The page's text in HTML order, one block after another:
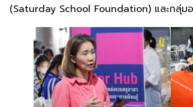
(Saturday School Foundation) และกลุ่ม